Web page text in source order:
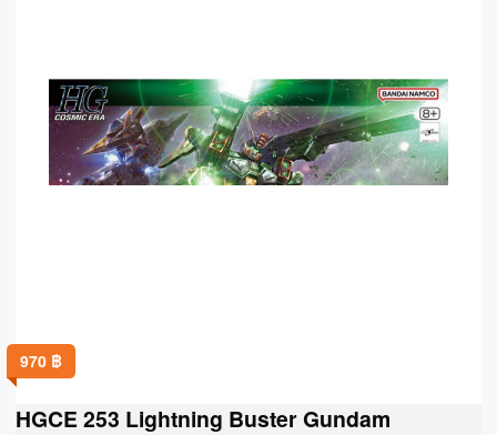
970 ฿
HGCE 253 Lightning Buster Gundam